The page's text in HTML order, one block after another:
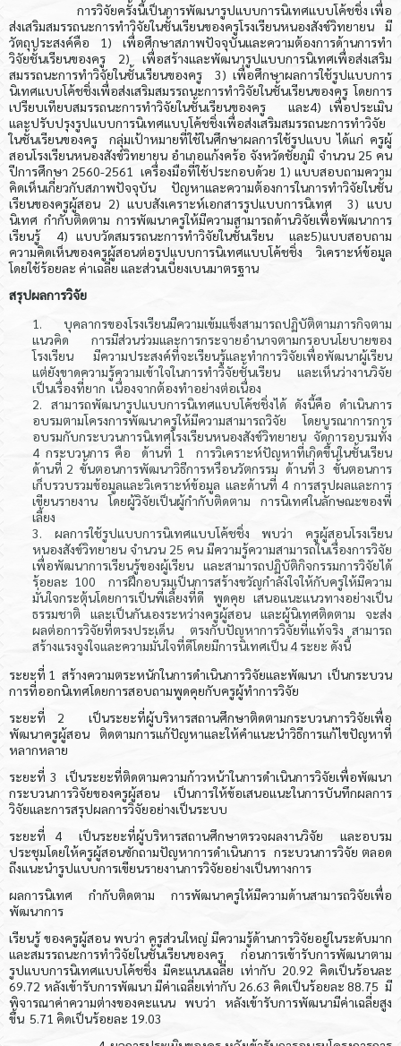
การวิจัยครั้งนี้เป็นการพัฒนารูปแบบการนิเทศแบบโค้ชชิ่ง เพื่อ
ส่งเสริมสมรรถนะการทำวิจัยในชั้นเรียนของครูโรงเรียนหนองสังข์วิทยายน มี
วัตถุประสงค์คือ 1) เพื่อศึกษาสภาพปัจจุบันและความต้องการด้านการทำ
วิจัยชั้นเรียนของครู 2) เพื่อสร้างและพัฒนารูปแบบการนิเทศเพื่อส่งเสริม
สมรรถนะการทำวิจัยในชั้นเรียนของครู 3) เพื่อศึกษาผลการใช้รูปแบบการ
นิเทศแบบโค้ชชิ่งเพื่อส่งเสริมสมรรถนะการทำวิจัยในชั้นเรียนของครู โดยการ
เปรียบเทียบสมรรถนะการทำวิจัยในชั้นเรียนของครู และ4) เพื่อประเมิน
และปรับปรุงรูปแบบการนิเทศแบบโค้ชชิ่งเพื่อส่งเสริมสมรรถนะการทำวิจัย
ในชั้นเรียนของครู กลุ่มเป้าหมายที่ใช้ในศึกษาผลการใช้รูปแบบ ได้แก่ ครูผู้
สอนโรงเรียนหนองสังข์วิทยายน อำเภอแก้งคร้อ จังหวัดชัยภูมิ จำนวน 25 คน
ปีการศึกษา 2560-2561 เครื่องมือที่ใช้ประกอบด้วย 1) แบบสอบถามความ
คิดเห็นเกี่ยวกับสภาพปัจจุบัน ปัญหาและความต้องการในการทำวิจัยในชั้น
เรียนของครูผู้สอน 2) แบบสังเคราะห์เอกสารรูปแบบการนิเทศ 3) แบบ
นิเทศ กำกับติดตาม การพัฒนาครูให้มีความสามารถด้านวิจัยเพื่อพัฒนาการ
เรียนรู้ 4) แบบวัดสมรรถนะการทำวิจัยในชั้นเรียน และ5)แบบสอบถาม
ความคิดเห็นของครูผู้สอนต่อรูปแบบการนิเทศแบบโค้ชชิ่ง วิเคราะห์ข้อมูล
โดยใช้ร้อยละ ค่าเฉลี่ย และส่วนเบี่ยงเบนมาตรฐาน
สรุปผลการวิจัย
บุคลากรของโรงเรียนมีความเข้มแข็งสามารถปฏิบัติตามภารกิจตาม
แนวคิด การมีส่วนร่วมและการกระจายอำนาจตามกรอบนโยบายของ
โรงเรียน มีความประสงค์ที่จะเรียนรู้และทำการวิจัยเพื่อพัฒนาผู้เรียน
แต่ยังขาดความรู้ความเข้าใจในการทำวิจัยชั้นเรียน และเห็นว่างานวิจัย
เป็นเรื่องที่ยาก เนื่องจากต้องทำอย่างต่อเนื่อง
สามารถพัฒนารูปแบบการนิเทศแบบโค้ชชิ่งได้ ดังนี้คือ ดำเนินการ
อบรมตามโครงการพัฒนาครูให้มีความสามารถวิจัย โดยบูรณาการการ
อบรมกับกระบวนการนิเทศโรงเรียนหนองสังข์วิทยายน จัดการอบรมทั้ง
4 กระบวนการ คือ ด้านที่ 1 การวิเคราะห์ปัญหาที่เกิดขึ้นในชั้นเรียน
ด้านที่ 2 ขั้นตอนการพัฒนาวิธีการหรือนวัตกรรม ด้านที่ 3 ขั้นตอนการ
เก็บรวบรวมข้อมูลและวิเคราะห์ข้อมูล และด้านที่ 4 การสรุปผลและการ
เขียนรายงาน โดยผู้วิจัยเป็นผู้กำกับติดตาม การนิเทศในลักษณะของพี่
เลี้ยง
ผลการใช้รูปแบบการนิเทศแบบโค้ชชิ่ง พบว่า ครูผู้สอนโรงเรียน
หนองสังข์วิทยายน จำนวน 25 คน มีความรู้ความสามารถในเรื่องการวิจัย
เพื่อพัฒนาการเรียนรู้ของผู้เรียน และสามารถปฏิบัติกิจกรรมการวิจัยได้
ร้อยละ 100 การฝึกอบรมเป็นการสร้างขวัญกำลังใจให้กับครูให้มีความ
มั่นใจกระตุ้นโดยการเป็นพี่เลี้ยงที่ดี พูดคุย เสนอแนะแนวทางอย่างเป็น
ธรรมชาติ และเป็นกันเองระหว่างครูผู้สอน และผู้นิเทศติดตาม จะส่ง
ผลต่อการวิจัยที่ตรงประเด็น ตรงกับปัญหาการวิจัยที่แท้จริง สามารถ
สร้างแรงจูงใจและความมั่นใจที่ดีโดยมีการนิเทศเป็น 4 ระยะ ดังนี้
ระยะที่ 1 สร้างความตระหนักในการดำเนินการวิจัยและพัฒนา เป็นกระบวน
การที่ออกนิเทศโดยการสอบถามพูดคุยกับครูผู้ทำการวิจัย
ระยะที่ 2 เป็นระยะที่ผู้บริหารสถานศึกษาติดตามกระบวนการวิจัยเพื่อ
พัฒนาครูผู้สอน ติดตามการแก้ปัญหาและให้คำแนะนำวิธีการแก้ไขปัญหาที่
หลากหลาย
ระยะที่ 3 เป็นระยะที่ติดตามความก้าวหน้าในการดำเนินการวิจัยเพื่อพัฒนา
กระบวนการวิจัยของครูผู้สอน เป็นการให้ข้อเสนอแนะในการบันทึกผลการ
วิจัยและการสรุปผลการวิจัยอย่างเป็นระบบ
ระยะที่ 4 เป็นระยะที่ผู้บริหารสถานศึกษาตรวจผลงานวิจัย และอบรม
ประชุมโดยให้ครูผู้สอนซักถามปัญหาการดำเนินการ กระบวนการวิจัย ตลอด
ถึงแนะนำรูปแบบการเขียนรายงานการวิจัยอย่างเป็นทางการ
ผลการนิเทศ กำกับติดตาม การพัฒนาครูให้มีความด้านสามารถวิจัยเพื่อ
พัฒนาการ
เรียนรู้ ของครูผู้สอน พบว่า ครูส่วนใหญ่ มีความรู้ด้านการวิจัยอยู่ในระดับมาก
และสมรรถนะการทำวิจัยในชั้นเรียนของครู ก่อนการเข้ารับการพัฒนาตาม
รูปแบบการนิเทศแบบโค้ชชิ่ง มีคะแนนเฉลี่ย เท่ากับ 20.92 คิดเป็นร้อนละ
69.72 หลังเข้ารับการพัฒนา มีค่าเฉลี่ยเท่ากับ 26.63 คิดเป็นร้อยละ 88.75 มี
พิจารณาค่าความต่างของคะแนน พบว่า หลังเข้ารับการพัฒนามีค่าเฉลี่ยสูง
ขึ้น 5.71 คิดเป็นร้อยละ 19.03